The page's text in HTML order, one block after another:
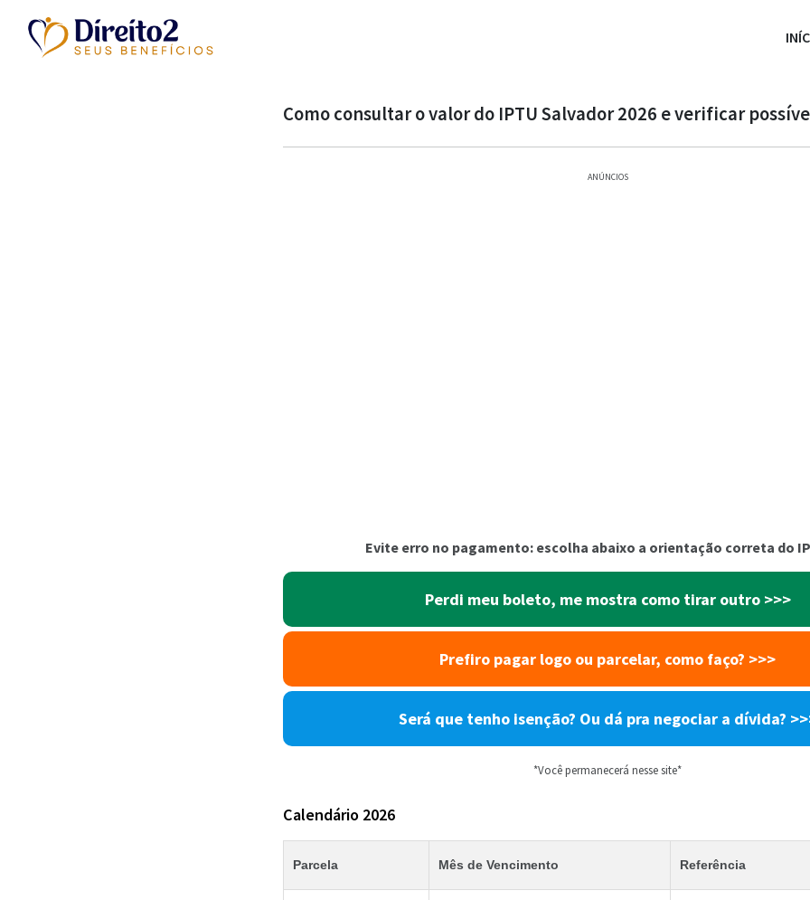
Como consultar o valor do IPTU Salvador 2026 e verificar
ANÚNCIOS
Evite erro no pagamento: escolha abaixo a orientação correta do
Perdi meu boleto, me mostra como tirar outro>>>
Prefiro pagar logo ou parcelar, como faço? >>>
Será que tenho isenção? Ou dá pra negociar a dívida?
*Você permanecerá nesse site*
Calendário 2026
Parcela Mês de Vencimento Referência